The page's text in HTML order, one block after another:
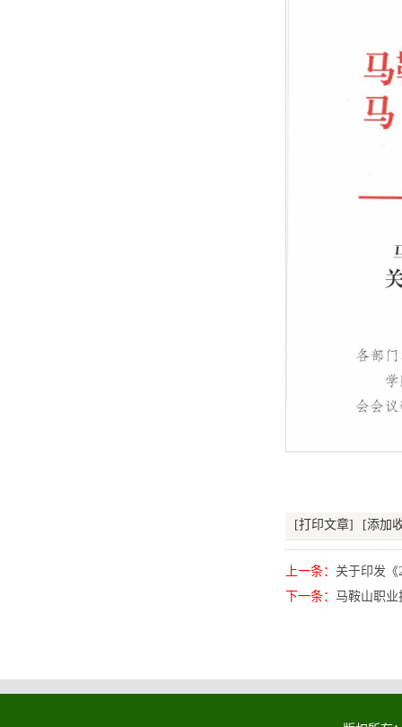
[打印文章] [添加
上一条： 关于印发《
下一条： 马鞍山职业